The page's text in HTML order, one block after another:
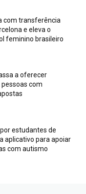
com transferência
e eleva o
feminino brasileiro
a oferecer
com
estudantes de
aplicativo para apoiar
com autismo